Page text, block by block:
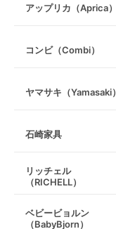
アップリカ（Aprica）
コンビ（Combi）
ヤマサキ（Yamasaki）
石崎家具
リッチェル
（RICHELL）
ベビービョルン
（BabyBjorn）